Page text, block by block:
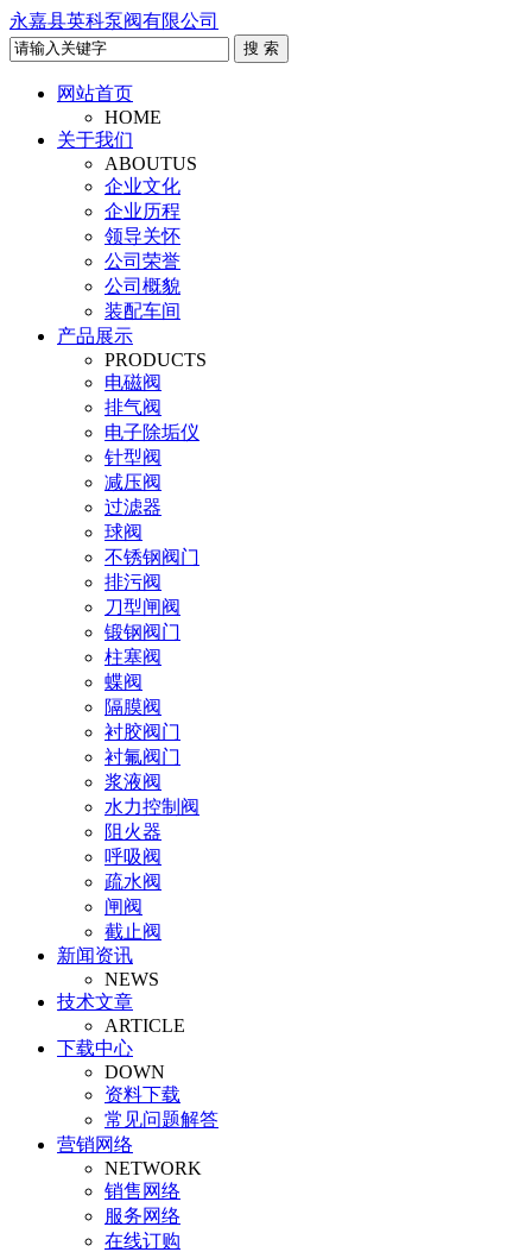
永嘉县英科泵阀有限公司
网站首页
HOME
关于我们
ABOUTUS
企业文化
企业历程
领导关怀
公司荣誉
公司概貌
装配车间
产品展示
PRODUCTS
电磁阀
排气阀
电子除垢仪
针型阀
减压阀
过滤器
球阀
不锈钢阀门
排污阀
刀型闸阀
锻钢阀门
柱塞阀
蝶阀
隔膜阀
衬胶阀门
衬氟阀门
浆液阀
水力控制阀
阻火器
呼吸阀
疏水阀
闸阀
截止阀
止回阀
氧气阀
视镜
氨气阀
排泥阀
旋塞阀
平衡阀
调节阀
安全阀
管夹阀
气动阀门
真空阀
新闻资讯
NEWS
技术文章
ARTICLE
下载中心
DOWN
资料下载
常见问题解答
营销网络
NETWORK
销售网络
服务网络
在线订购